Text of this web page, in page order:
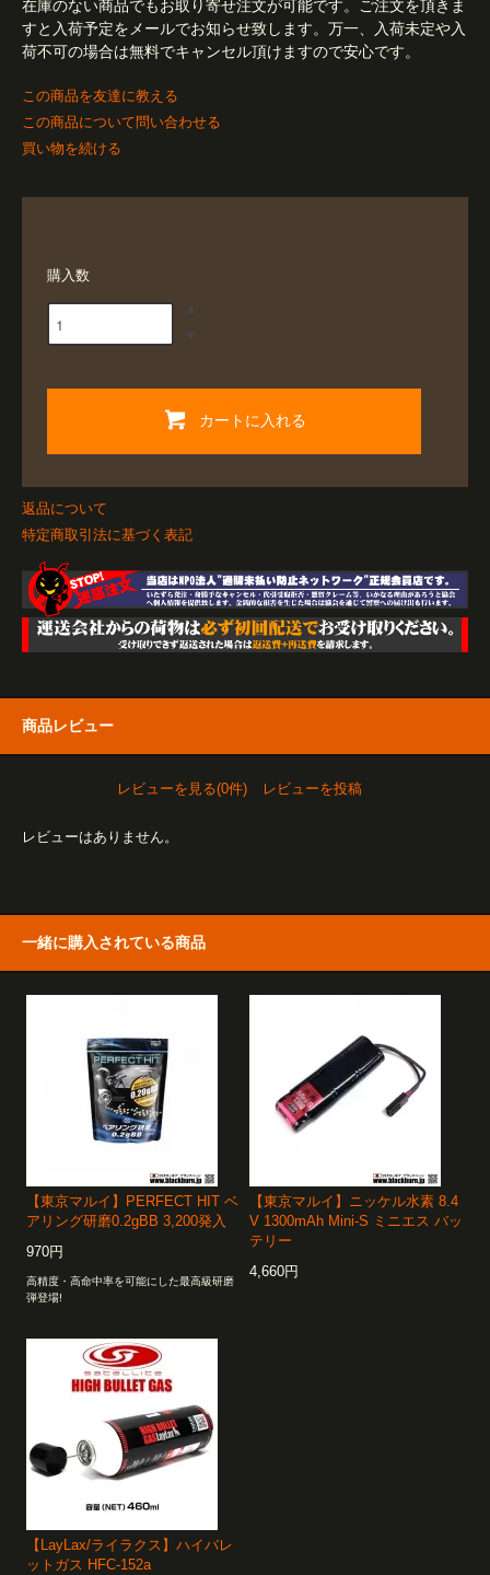
在庫のない商品でもお取り寄せ注文が可能です。ご注文を頂きま
すと入荷予定をメールでお知らせ致します。万一、入荷未定や入
荷不可の場合は無料でキャンセル頂けますので安心です。
この商品を友達に教える
この商品について問い合わせる
買い物を続ける
購入数
カートに入れる
返品について
特定商取引法に基づく表記
商品レビュー
レビューを見る(0件) レビューを投稿
レビューはありません。
一緒に購入されている商品
【東京マルイ】PERFECT HIT ベ
アリング研磨0.2gBB 3,200発入
970円
高精度・高命中率を可能にした最高級研磨
弾登場!
【東京マルイ】ニッケル水素 8.4
V 1300mAh Mini-S ミニエス バッ
テリー
4,660円
【LayLax/ライラクス】ハイバレ
ットガス HFC-152a